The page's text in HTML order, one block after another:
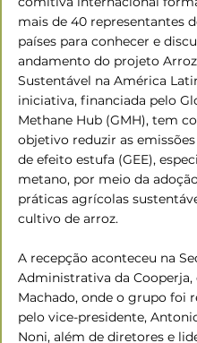
mais de 40 representantes
países para conhecer e
andamento do projeto Arroz
Sustentável na América
iniciativa, financiada pelo
Methane Hub (GMH), tem
objetivo reduzir as
de efeito estufa (GEE),
metano, por meio da
práticas agrícolas
cultivo de arroz.
A recepção aconteceu na
Administrativa da
Machado, onde o grupo foi
pelo vice-presidente,
Noni, além de diretores e